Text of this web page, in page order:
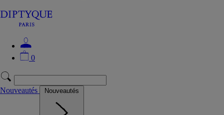
0
Nouveautés Nouveautés